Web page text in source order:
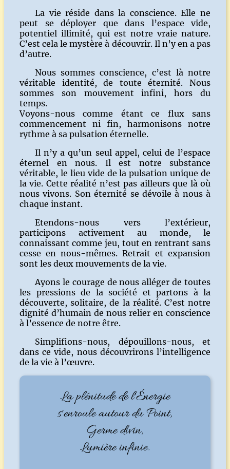
La vie réside dans la conscience. Elle ne
peut se déployer que dans l’espace vide,
potentiel illimité, qui est notre vraie nature.
C’est cela le mystère à découvrir. Il n’y en a pas
d’autre.
Nous sommes conscience, c’est là notre
véritable identité, de toute éternité. Nous
sommes son mouvement infini, hors du
temps.
Voyons-nous comme étant ce flux sans
commencement ni fin, harmonisons notre
rythme à sa pulsation éternelle.
Il n’y a qu’un seul appel, celui de l’espace
éternel en nous. Il est notre substance
véritable, le lieu vide de la pulsation unique de
la vie. Cette réalité n’est pas ailleurs que là où
nous vivons. Son éternité se dévoile à nous à
chaque instant.
Etendons-nous vers l’extérieur,
participons activement au monde, le
connaissant comme jeu, tout en rentrant sans
cesse en nous-mêmes. Retrait et expansion
sont les deux mouvements de la vie.
Ayons le courage de nous alléger de toutes
les pressions de la société et partons à la
découverte, solitaire, de la réalité. C’est notre
dignité d’humain de nous relier en conscience
à l’essence de notre être.
Simplifions-nous, dépouillons-nous, et
dans ce vide, nous découvrirons l’intelligence
de la vie à l’œuvre.
La plénitude de l'Énergie
s'enroule autour du Point,
Germe divin,
Lumière infinie.